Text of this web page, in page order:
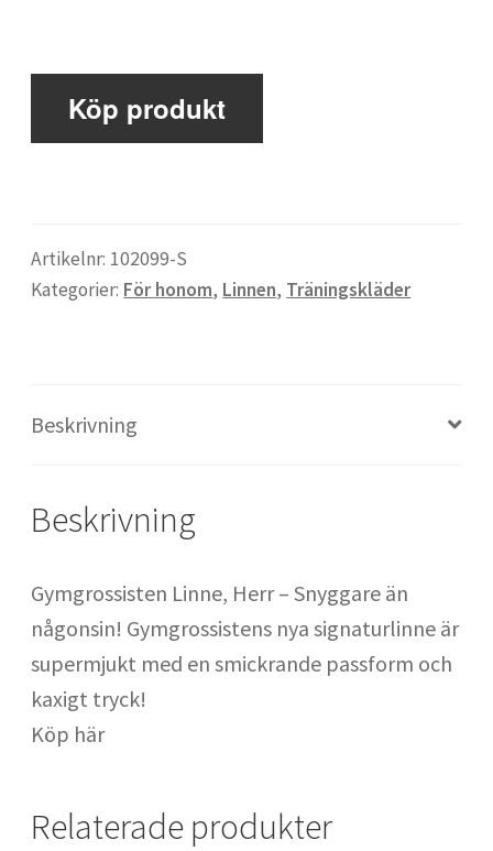
Mitt konto
Proteinkällor
Proteinpulver: Guide till bästa proteinpulvret
Säckhandskar : handskar för säckträning
SATS Fridhemsplan
SATS Odenplan
SATS Regeringsgatan
Köp produkt
Artikelnr: 102099-S
Kategorier: För honom, Linnen, Träningskläder
Beskrivning
Beskrivning
Gymgrossisten Linne, Herr – Snyggare än
någonsin! Gymgrossistens nya signaturlinne är
supermjukt med en smickrande passform och
kaxigt tryck!
Köp här
Relaterade produkter